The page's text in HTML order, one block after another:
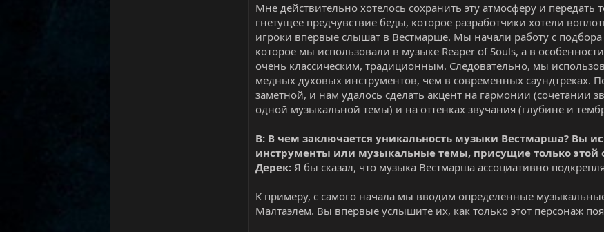
Мне действительно хотелось сохранить эту атмосферу и
гнетущее предчувствие беды, которое разработчики хотели
игроки впервые слышат в Вестмарше. Мы начали работу с
которое мы использовали в музыке Reaper of Souls, а в
очень классическим, традиционным. Следовательно, мы
медных духовых инструментов, чем в современных саундтреках.
заметной, и нам удалось сделать акцент на гармонии (сочетании
одной музыкальной темы) и на оттенках звучания (глубине и
В: В чем заключается уникальность музыки Вестмарша? Вы
инструменты или музыкальные темы, присущие только этой
Дерек: Я бы сказал, что музыка Вестмарша ассоциативно
К примеру, с самого начала мы вводим определенные
Малтаэлем. Вы впервые услышите их, как только этот персонаж